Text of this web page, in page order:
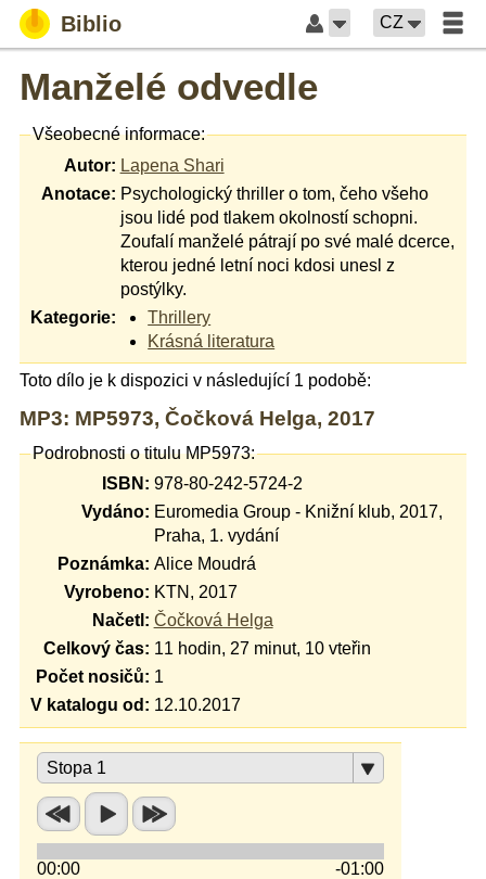
Biblio CZ
Manželé odvedle
Všeobecné informace:
Autor: Lapena Shari
Anotace: Psychologický thriller o tom, čeho všeho
jsou lidé pod tlakem okolností schopni.
Zoufalí manželé pátrají po své malé dcerce,
kterou jedné letní noci kdosi unesl z
postýlky.
Kategorie:
Thrillery
Krásná literatura
Toto dílo je k dispozici v následující 1 podobě:
MP3: MP5973, Čočková Helga, 2017
Podrobnosti o titulu MP5973:
ISBN: 978-80-242-5724-2
Vydáno: Euromedia Group - Knižní klub, 2017,
Praha, 1. vydání
Poznámka: Alice Moudrá
Vyrobeno: KTN, 2017
Načetl: Čočková Helga
Celkový čas: 11 hodin, 27 minut, 10 vteřin
Počet nosičů: 1
V katalogu od: 12.10.2017
Stopa 1
00:00 -01:00